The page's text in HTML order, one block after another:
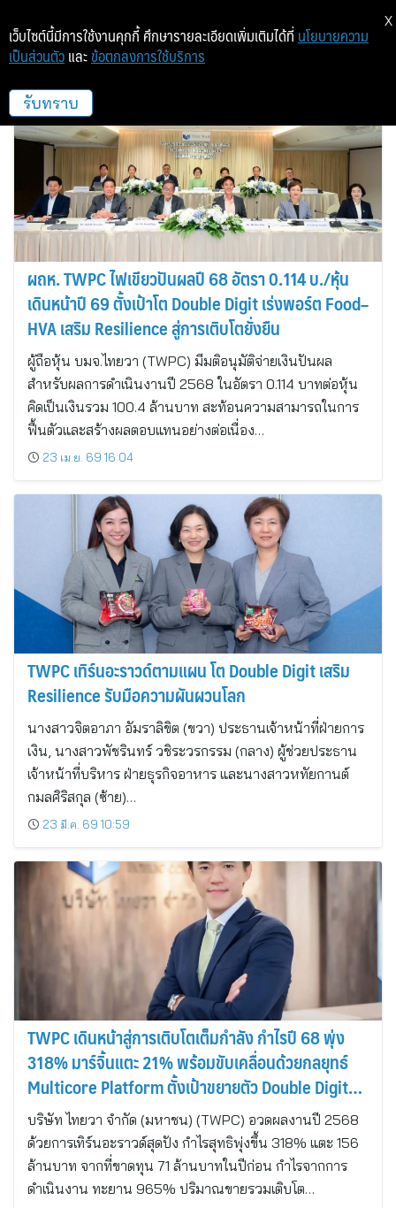
ไทยวา
ผถห. TWPC ไฟเขียวปันผลปี 68 อัตรา 0.114 บ./หุ้น
เดินหน้าปี 69 ตั้งเป้าโต Double Digit เร่งพอร์ต Food–
HVA เสริม Resilience สู่การเติบโตยั่งยืน
ผู้ถือหุ้น บมจ.ไทยวา (TWPC) มีมติอนุมัติจ่ายเงินปันผล
สำหรับผลการดำเนินงานปี 2568 ในอัตรา 0.114 บาทต่อหุ้น
คิดเป็นเงินรวม 100.4 ล้านบาท สะท้อนความสามารถในการ
ฟื้นตัวและสร้างผลตอบแทนอย่างต่อเนื่อง…
23 เม.ย. 69 16:04
TWPC เทิร์นอะราวด์ตามแผน โต Double Digit เสริม
Resilience รับมือความผันผวนโลก
นางสาวจิตอาภา อัมราลิขิต (ขวา) ประธานเจ้าหน้าที่ฝ่ายการ
เงิน, นางสาวพัชรินทร์ วชิระวรกรรม (กลาง) ผู้ช่วยประธาน
เจ้าหน้าที่บริหาร ฝ่ายธุรกิจอาหาร และนางสาวหทัยกานต์
กมลศิริสกุล (ซ้าย)…
23 มี.ค. 69 10:59
TWPC เดินหน้าสู่การเติบโตเต็มกำลัง กำไรปี 68 พุ่ง
318% มาร์จิ้นแตะ 21% พร้อมขับเคลื่อนด้วยกลยุทธ์
Multicore Platform ตั้งเป้าขยายตัว Double Digit
ทั่วภูมิภาคเอเชีย-แปซิฟิก
บริษัท ไทยวา จำกัด (มหาชน) (TWPC) อวดผลงานปี 2568
ด้วยการเทิร์นอะราวด์สุดปัง กำไรสุทธิพุ่งขึ้น 318% แตะ 156
ล้านบาท จากที่ขาดทุน 71 ล้านบาทในปีก่อน กำไรจากการ
ดำเนินงาน ทะยาน 965% ปริมาณขายรวมเติบโต…
เว็บไซต์นี้มีการใช้งานคุกกี้ ศึกษารายละเอียดเพิ่มเติมได้ที่ นโยบายความ
เป็นส่วนตัว และ ข้อตกลงการใช้บริการ
รับทราบ
X